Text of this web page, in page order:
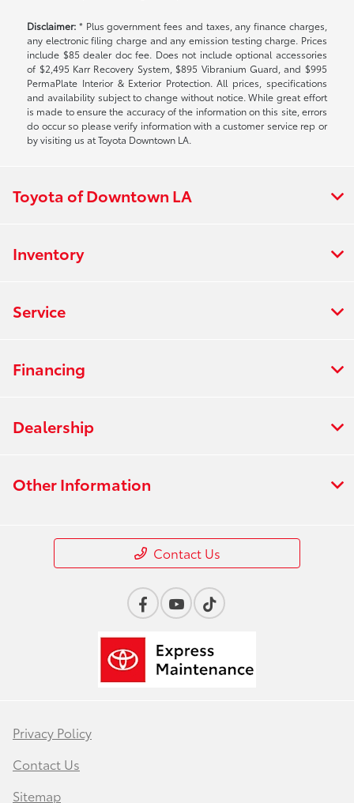
Disclaimer: * Plus government fees and taxes, any finance charges,
any electronic filing charge and any emission testing charge. Prices
include $85 dealer doc fee. Does not include optional accessories
of $2,495 Karr Recovery System, $895 Vibranium Guard, and $995
PermaPlate Interior & Exterior Protection. All prices, specifications
and availability subject to change without notice. While great effort
is made to ensure the accuracy of the information on this site, errors
do occur so please verify information with a customer service rep or
by visiting us at Toyota Downtown LA.
Toyota of Downtown LA
Inventory
Service
Financing
Dealership
Other Information
Contact Us
Privacy Policy
Contact Us
Sitemap